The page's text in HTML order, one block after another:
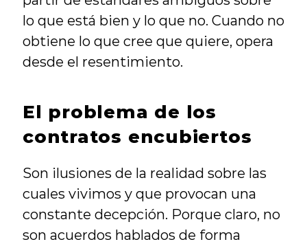
lo que está bien y lo que no. Cuando no
obtiene lo que cree que quiere, opera
desde el resentimiento.
El problema de los
contratos encubiertos
Son ilusiones de la realidad sobre las
cuales vivimos y que provocan una
constante decepción. Porque claro, no
son acuerdos hablados de forma